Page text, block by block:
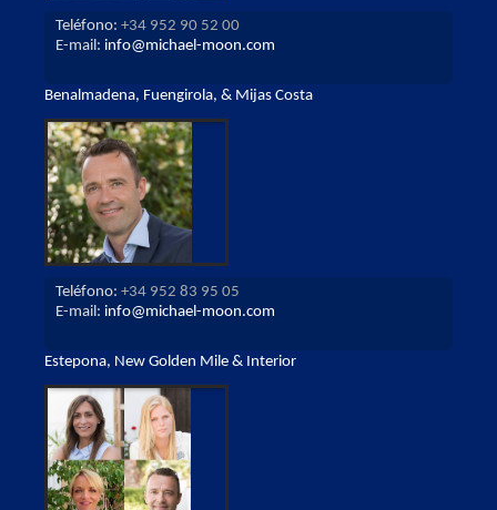
Teléfono: +34 952 90 52 00
E-mail: info@michael-moon.com
Benalmadena, Fuengirola, & Mijas Costa
Teléfono: +34 952 83 95 05
E-mail: info@michael-moon.com
Estepona, New Golden Mile & Interior